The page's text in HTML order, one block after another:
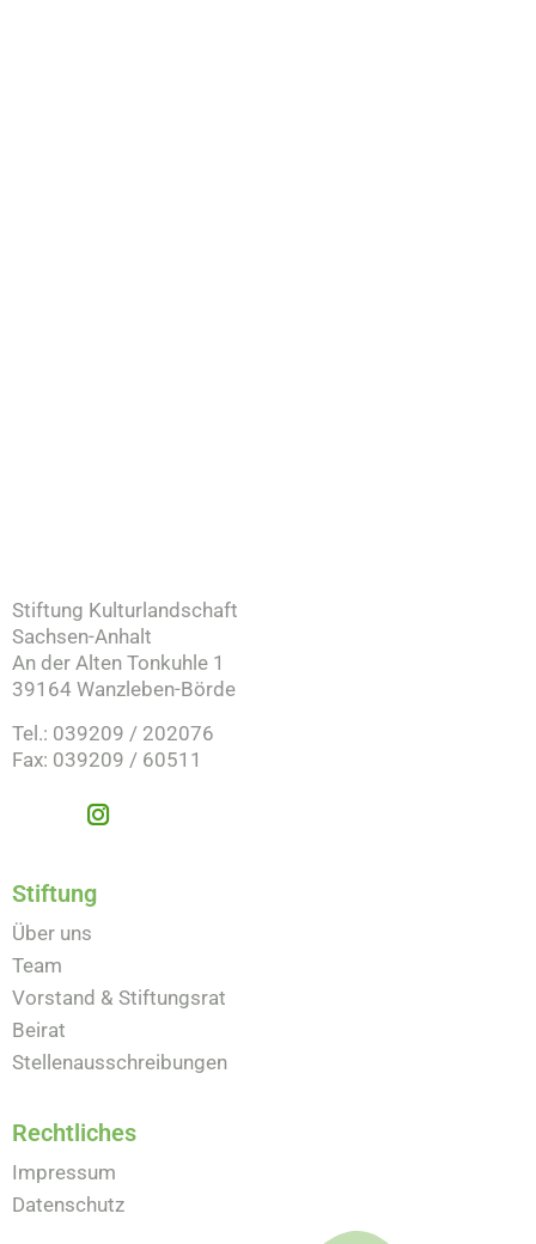
Stiftung Kulturlandschaft
Sachsen-Anhalt
An der Alten Tonkuhle 1
39164 Wanzleben-Börde
Tel.: 039209 / 202076
Fax: 039209 / 60511
Stiftung
Über uns
Team
Vorstand & Stiftungsrat
Beirat
Stellenausschreibungen
Rechtliches
Impressum
Datenschutz